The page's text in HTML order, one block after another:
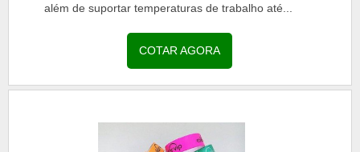
além de suportar temperaturas de trabalho até...
COTAR AGORA